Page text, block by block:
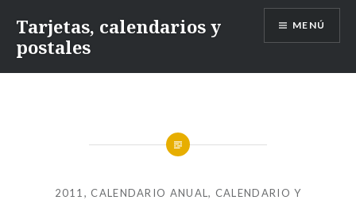
contenido
Tarjetas, calendarios y
postales
MENÚ
2011 , CALENDARIO ANUAL, CALENDARIO Y